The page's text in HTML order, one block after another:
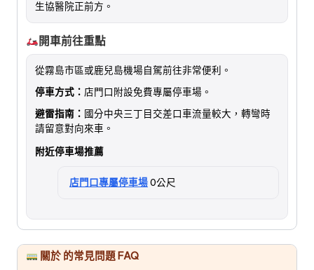
生協醫院正前方。
開車前往重點
從霧島市區或鹿兒島機場自駕前往非常便利。
停車方式： 店門口附設免費專屬停車場。
避雷指南： 國分中央三丁目交差口車流量較大，轉彎時
請留意對向來車。
附近停車場推薦
店門口專屬停車場0公尺
關於 的常見問題 FAQ